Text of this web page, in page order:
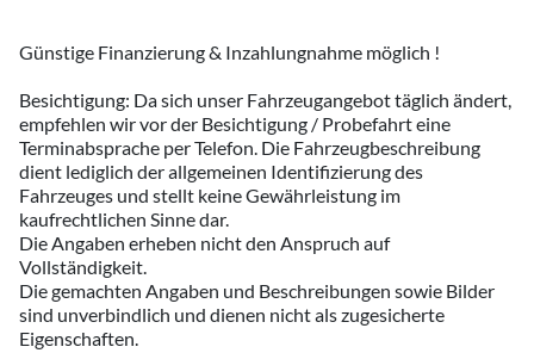
Günstige Finanzierung & Inzahlungnahme möglich !
Besichtigung: Da sich unser Fahrzeugangebot täglich ändert,
empfehlen wir vor der Besichtigung / Probefahrt eine
Terminabsprache per Telefon. Die Fahrzeugbeschreibung
dient lediglich der allgemeinen Identifizierung des
Fahrzeuges und stellt keine Gewährleistung im
kaufrechtlichen Sinne dar.
Die Angaben erheben nicht den Anspruch auf
Vollständigkeit.
Die gemachten Angaben und Beschreibungen sowie Bilder
sind unverbindlich und dienen nicht als zugesicherte
Eigenschaften.